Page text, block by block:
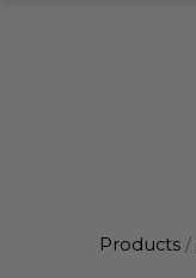
Products /